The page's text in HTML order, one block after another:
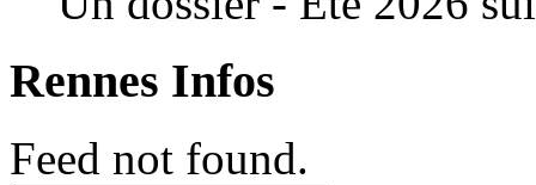
Rennes Infos
Feed not found.